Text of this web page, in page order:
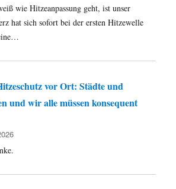
wie Hitzeanpassung geht, ist unser
hat sich sofort bei der ersten Hitzewelle
vor Ort: Städte und
und wir alle müssen konsequent